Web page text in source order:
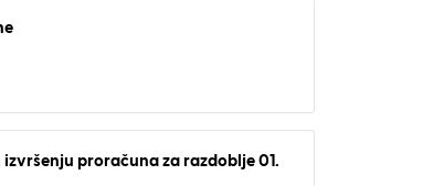
proračuna za razdoblje 01.